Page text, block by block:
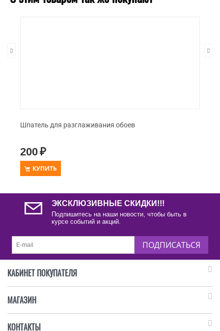
Шпатель для разглаживания обоев
200₽
КУПИТЬ
ЭКСКЛЮЗИВНЫЕ СКИДКИ!!!
Подпишитесь на наши новости, чтобы быть в
курсе событий и акций.
ПОДПИСАТЬСЯ
КАБИНЕТ ПОКУПАТЕЛЯ
МАГАЗИН
КОНТАКТЫ